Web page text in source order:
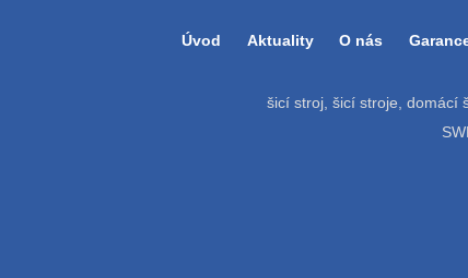
Úvod Aktuality O nás
šicí stroj, šicí stroje, domácí